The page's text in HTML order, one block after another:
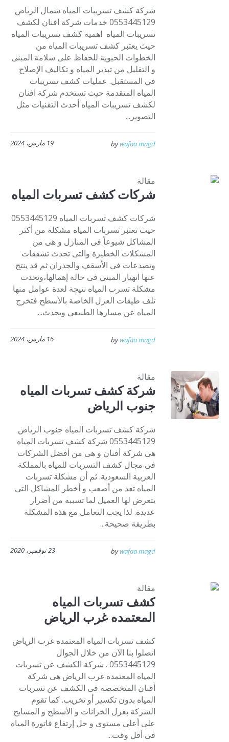
شركة كشف تسريبات المياه شمال الرياض
0553445129 خدمات شركة افنان لكشف
تسريبات المياه اهمية كشف تسريبات المياه
حيث يعتبر كشف تسريبات المياه من
الخطوات الحيوية للحفاظ على سلامة المبنى
و التقليل من تبذير المياه و تكاليف الإصلاح
في المستقبل. عمليات كشف تسريبات
المياه المتقدمة حيث تستخدم شركة افنان
لكشف تسريبات المياه أحدث التقنيات مثل
التصوير...
19 مارس، 2024 bywafaa magd
مقالة
شركات كشف تسربات المياه
شركات كشف تسربات المياه 0553445129
حيث تعتبر تسربات المياه مشكلة من أكثر
المشاكل شيوعاً فى المنازل و هى من
المشكلات الخطيرة والتى تحدث تشققات
وتصدعات فى الأسقف والجدران ثم قد ينتج
عنها انهيار المبني فى حالة إهمالها،وتحدث
مشكلة تسرب المياه نتيجة لعدة عوامل منها
تلف طيقات العزل الخاصة بالأسطح فتخرج
المياه عن مسارها الطبيعي ويحدث...
16 مارس، 2024 bywafaa magd
مقالة
شركة كشف تسربات المياه
جنوب الرياض
شركة كشف تسربات المياه جنوب الرياض
0553445129 شركة كشف تسربات المياه
هى شركة أفنان و هى من أفضل الشركات
فى مجال كشف التسربات للمياه بالمملكة
العربية السعودية. ثم أن مشكلة تسربات
المياه تعد من أصعب و أخطر المشاكل التى
يتعرض لها العميل لما تسببه من أضرار
عديدة. لذا يجب التعامل مع هذه المشكلة
بطريقة صحيحة...
23 نوفمبر، 2020 bywafaa magd
مقالة
كشف تسربات المياه
المعتمده غرب الرياض
كشف تسربات المياه المعتمده غرب الرياض
اتصلوا بنا الآن من خلال الجوال
0553445129 . شركة الكشف عن تسربات
المياه المعتمده غرب الرياض هى شركة
أفنان المتخصصة فى الكشف عن تسربات
المياه بدون تكسير أو تخريب. كما تقوم
الشركة بعزل الخزانات و الأسطح و المسابح
على أعلى مستوى و حل إرتفاع فاتورة المياه
فى أقل وقت...